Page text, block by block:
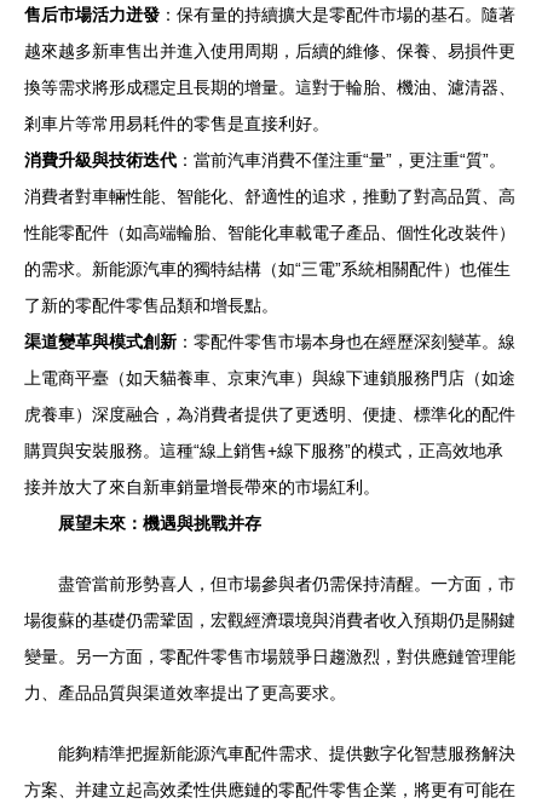
售后市場活力迸發 ：保有量的持續擴大是零配件市場的基石。隨著
越來越多新車售出并進入使用周期，后續的維修、保養、易損件更
換等需求將形成穩定且長期的增量。這對于輪胎、機油、濾清器、
剎車片等常用易耗件的零售是直接利好。
消費升級與技術迭代 ：當前汽車消費不僅注重“量”，更注重“質”。
消費者對車輛性能、智能化、舒適性的追求，推動了對高品質、高
性能零配件（如高端輪胎、智能化車載電子產品、個性化改裝件）
的需求。新能源汽車的獨特結構（如“三電”系統相關配件）也催生
了新的零配件零售品類和增長點。
渠道變革與模式創新 ：零配件零售市場本身也在經歷深刻變革。線
上電商平臺（如天貓養車、京東汽車）與線下連鎖服務門店（如途
虎養車）深度融合，為消費者提供了更透明、便捷、標準化的配件
購買與安裝服務。這種“線上銷售+線下服務”的模式，正高效地承
接并放大了來自新車銷量增長帶來的市場紅利。
展望未來：機遇與挑戰并存
盡管當前形勢喜人，但市場參與者仍需保持清醒。一方面，市
場復蘇的基礎仍需鞏固，宏觀經濟環境與消費者收入預期仍是關鍵
變量。另一方面，零配件零售市場競爭日趨激烈，對供應鏈管理能
力、產品品質與渠道效率提出了更高要求。
能夠精準把握新能源汽車配件需求、提供數字化智慧服務解決
方案、并建立起高效柔性供應鏈的零配件零售企業，將更有可能在